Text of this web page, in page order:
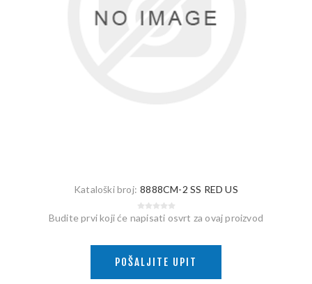
Kataloški broj: 8888CM-2 SS RED US
Budite prvi koji će napisati osvrt za ovaj proizvod
POŠALJITE UPIT